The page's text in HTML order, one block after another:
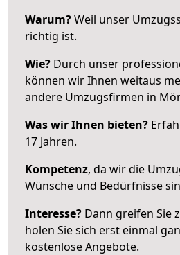
Warum?Weil unser
richtig ist.
Wie? Durch unser
können wir Ihnen weitaus
andere Umzugsfirmen in
Was wir Ihnen bieten?
17 Jahren.
Kompetenz, da wir die
Wünsche und Bedürfnisse
Interesse? Dann greifen Sie
holen Sie sich erst einmal
kostenlose Angebote.